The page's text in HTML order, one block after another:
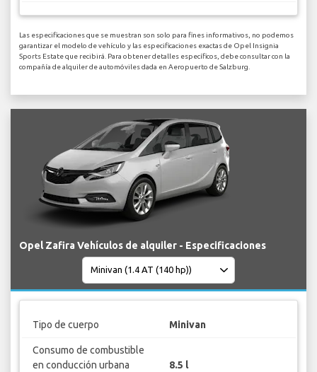
Las especificaciones que se muestran son solo para fines informativos, no podemos
garantizar el modelo de vehículo y las especificaciones exactas de Opel Insignia
Sports Estate que recibirá. Para obtener detalles específicos, debe consultar con la
compañía de alquiler de automóviles dada en Aeropuerto de Salzburg.
Opel Zafira Vehículos de alquiler - Especificaciones
Tipo de cuerpo Minivan
Consumo de combustible
en conducción urbana
8.5 l